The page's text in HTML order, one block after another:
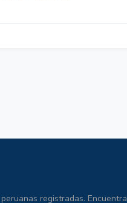
registradas. Encuentra